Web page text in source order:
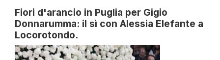
Fiori d'arancio in Puglia per Gigio
Donnarumma: il sì con Alessia Elefante a
Locorotondo.